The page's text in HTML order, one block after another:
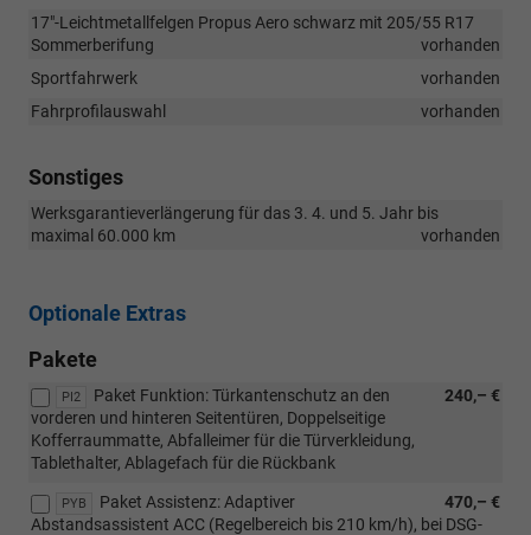
17"-Leichtmetallfelgen Propus Aero schwarz mit 205/55 R17
Sommerberifung
vorhanden
Sportfahrwerk
vorhanden
Fahrprofilauswahl
vorhanden
Sonstiges
Werksgarantieverlängerung für das 3. 4. und 5. Jahr bis
maximal 60.000 km
vorhanden
Optionale Extras
Pakete
PI2 240,– €
Paket Funktion: Türkantenschutz an den
vorderen und hinteren Seitentüren, Doppelseitige
Kofferraummatte, Abfalleimer für die Türverkleidung,
Tablethalter, Ablagefach für die Rückbank
PYB 470,– €
Paket Assistenz: Adaptiver
Abstandsassistent ACC (Regelbereich bis 210 km/h), bei DSG-